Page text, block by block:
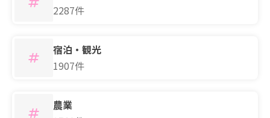
2287件
宿泊・観光
1907件
農業